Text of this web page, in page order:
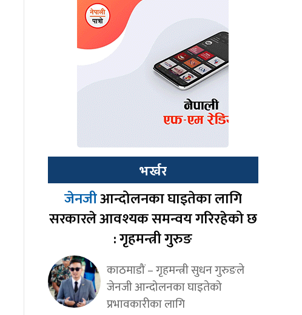
भर्खर
जेनजीआन्दोलनका घाइतेका लागि
सरकारले आवश्यक समन्वय गरिरहेको छ
: गृहमन्त्री गुरुङ
काठमाडौं – गृहमन्त्री सुधन गुरुङले
जेनजी आन्दोलनका घाइतेको
प्रभावकारीका लागि